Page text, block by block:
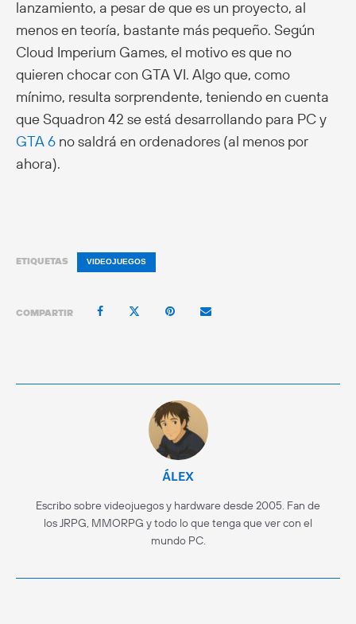
lanzamiento, a pesar de que es un proyecto, al
menos en teoría, bastante más pequeño. Según
Cloud Imperium Games, el motivo es que no
quieren chocar con GTA VI. Algo que, como
mínimo, resulta sorprendente, teniendo en cuenta
que Squadron 42 se está desarrollando para PC y
GTA 6 no saldrá en ordenadores (al menos por
ahora).
ETIQUETAS VIDEOJUEGOS
COMPARTIR
ÁLEX
Escribo sobre videojuegos y hardware desde 2005. Fan de
los JRPG, MMORPG y todo lo que tenga que ver con el
mundo PC.